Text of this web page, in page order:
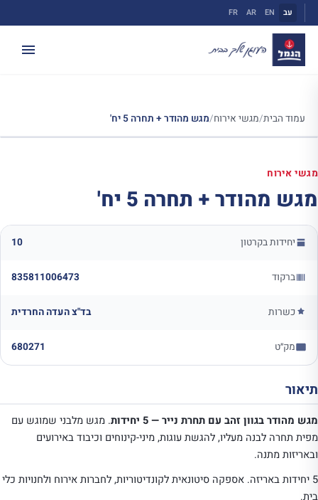
לתוכן
עב EN
AR
FR
עמוד הבית/מגשי אירוח/מגש מהודר + תחרה 5 יח'
מגשי אירוח
מגש מהודר + תחרה 5 יח'
יחידות בקרטון 10
ברקוד 835811006473
כשרות בד"צ העדה החרדית
מק״ט 680271
תיאור
מגש מהודר בגוון זהב עם תחרת נייר — 5 יחידות
. מגש מלבני שמוגש עם
מפית תחרה לבנה מעליו, להגשת עוגות, מיני-קינוחים וכיבוד באירועים
ובאריזות מתנה.
5 יחידות באריזה. אספקה סיטונאית לקונדיטוריות, לחברות אירוח ולחנויות כלי
בית.